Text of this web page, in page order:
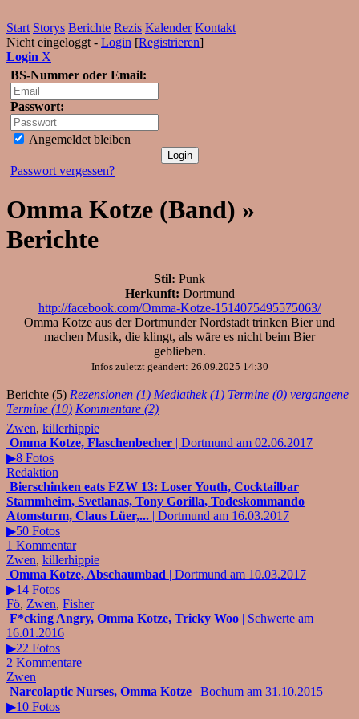
Start Storys Berichte Rezis Kalender Kontakt
Nicht eingeloggt - Login [Registrieren]
Login X
BS-Nummer oder Email:
Passwort:
Angemeldet bleiben
Passwort vergessen?
Omma Kotze (Band) »
Berichte
Stil: Punk
Herkunft: Dortmund
http://facebook.com/Omma-Kotze-1514075495575063/
Omma Kotze aus der Dortmunder Nordstadt trinken Bier und
machen Musik, die klingt, als wäre es nicht beim Bier
geblieben.
Infos zuletzt geändert: 26.09.2025 14:30
Berichte (5) Rezensionen (1) Mediathek (1) Termine (0) vergangene
Termine (10) Kommentare (2)
Zwen, killerhippie
Omma Kotze, Flaschenbecher | Dortmund am 02.06.2017
▶8 Fotos
Redaktion
Bierschinken eats FZW 13: Loser Youth, Cocktailbar
Stammheim, Svetlanas, Tony Gorilla, Todeskommando
Atomsturm, Claus Lüer,... | Dortmund am 16.03.2017
▶50 Fotos
1 Kommentar
Zwen, killerhippie
Omma Kotze, Abschaumbad | Dortmund am 10.03.2017
▶14 Fotos
Fö, Zwen, Fisher
F*cking Angry, Omma Kotze, Tricky Woo | Schwerte am
16.01.2016
▶22 Fotos
2 Kommentare
Zwen
Narcolaptic Nurses, Omma Kotze | Bochum am 31.10.2015
▶10 Fotos